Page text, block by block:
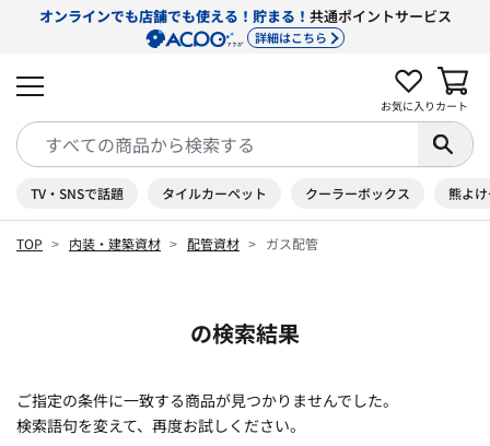
オンラインでも店舗でも使える！貯まる！ 共通ポイントサービス
詳細はこちら
お気に入り カート
TV・SNSで話題 タイルカーペット クーラーボックス 熊よ
TOP 内装・建築資材 配管資材 ガス配管
の検索結果
ご指定の条件に一致する商品が見つかりませんでした。
検索語句を変えて、再度お試しください。